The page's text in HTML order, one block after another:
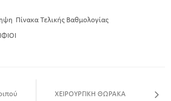
Πίνακα Τελικής Βαθμολογίας
ΧΕΙΡΟΥΡΓΙΚΗ ΘΩΡΑΚΑ